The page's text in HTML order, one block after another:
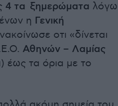
4 τα ξημερώματα λόγω
η Γενική
οτι «δίνεται
Αθηνών – Λαμίας
έως τα όρια με το